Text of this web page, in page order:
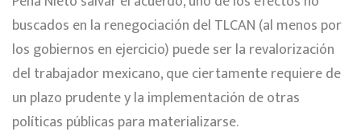
buscados en la renegociación del TLCAN (al menos por
los gobiernos en ejercicio) puede ser la revalorización
del trabajador mexicano, que ciertamente requiere de
un plazo prudente y la implementación de otras
políticas públicas para materializarse.